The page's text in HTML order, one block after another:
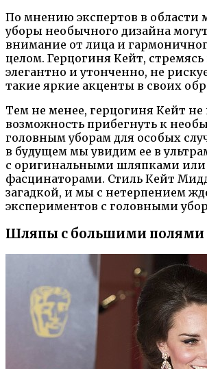
По мнению экспертов в области
уборы необычного дизайна
внимание от лица и
целом. Герцогиня Кейт, стремясь
элегантно и утонченно, не
такие яркие акценты в своих
Тем не менее, герцогиня Кейт не
возможность прибегнуть к
головным уборам для особых
в будущем мы увидим ее в
с оригинальными шляпками или
фасцинаторами. Стиль Кейт
загадкой, и мы с нетерпением
экспериментов с головными
Шляпы с большими полями